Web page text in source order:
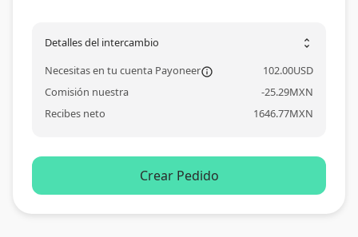
Detalles del intercambio unfold_more
Necesitas en tu cuenta Payoneer 102.00USD
Comisión nuestra
-25.29MXN
Recibes neto
1646.77MXN
Crear Pedido